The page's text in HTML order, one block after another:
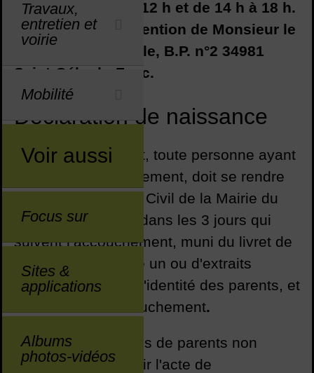
Travaux,
entretien et
voirie
Mobilité
Voir aussi
Focus sur
Sites &
applications
Albums
photos-vidéos
vendredi de 8 h à 12 h et de 14 h à 18 h.
Par courrier à l’attention de Monsieur le
Maire, Hôtel de Ville, B.P. n°2 34981
Saint-Gély-du-Fesc.
Déclaration de naissance
Le père ou à défaut, toute personne ayant
assisté à l'accouchement, doit se rendre
au service de l'Etat Civil de la Mairie du
lieu de naissance, dans les 3 jours qui
suivent l’accouchement, muni du livret de
famille s'il en existe un ou d'extraits
d'actes ou pièces d'identité des parents, et
du certificat d'accouchement.
Pour les enfants nés de parents non
mariés, il faut fournir l'acte de